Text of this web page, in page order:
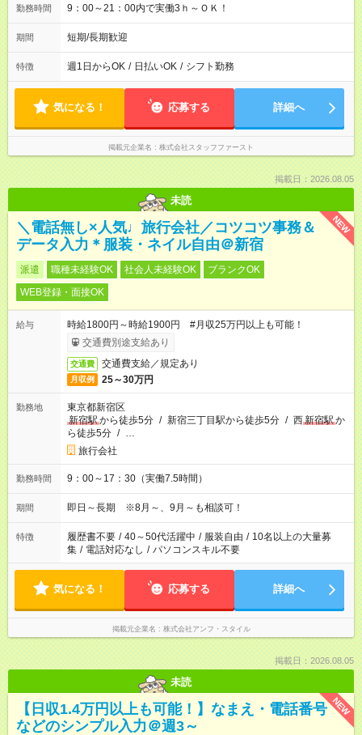
勤務時間 9：00～21：00内で実働3ｈ～ＯＫ！
期間 短期/長期歓迎
特徴 週1日からOK / 日払いOK / シフト勤務
気になる！ 応募する 詳細へ
掲載元企業名 株式会社スタッフファースト
掲載日：2026.08.05
未読
NEW
＼電話無し×人気♩旅行会社／コツコツ事務＆
データ入力＊服装・ネイル自由＠新宿
派遣 職種未経験OK 社会人未経験OK
ブランクOK
WEB登録・面接OK
給与
時給1800円～時給1900円 #月収25万円以上も可能！
交通費別途支給あり
交通費 交通費支給／規定あり
月収例 25～30万円
勤務地
東京都新宿区
新宿駅から徒歩5分 / 新宿三丁目駅から徒歩5分 / 西新宿駅か
ら徒歩5分 / …
旅行会社
勤務時間 9：00～17：30（実働7.5時間）
期間 即日～長期 ※8月～、9月～も相談可！
特徴 履歴書不要 / 40～50代活躍中 / 服装自由 / 10名以上の大量募
集 / 電話対応なし / パソコンスキル不要
気になる！ 応募する 詳細へ
掲載元企業名 株式会社アンフ・スタイル
掲載日：2026.08.05
未読
NEW
【日収1.4万円以上も可能！】なまえ・電話番号
などのシンプル入力＠週3～